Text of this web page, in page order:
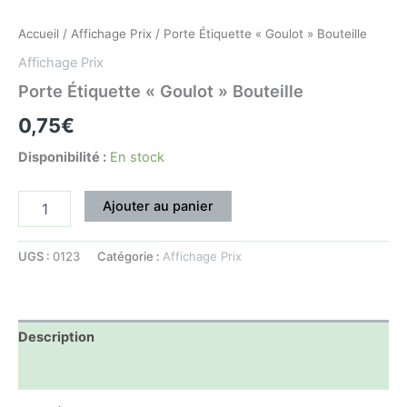
Accueil / Affichage Prix / Porte Étiquette « Goulot » Bouteille
Affichage Prix
Porte Étiquette « Goulot » Bouteille
0,75€
Disponibilité : En stock
Ajouter au panier
UGS : 0123 Catégorie : Affichage Prix
Description